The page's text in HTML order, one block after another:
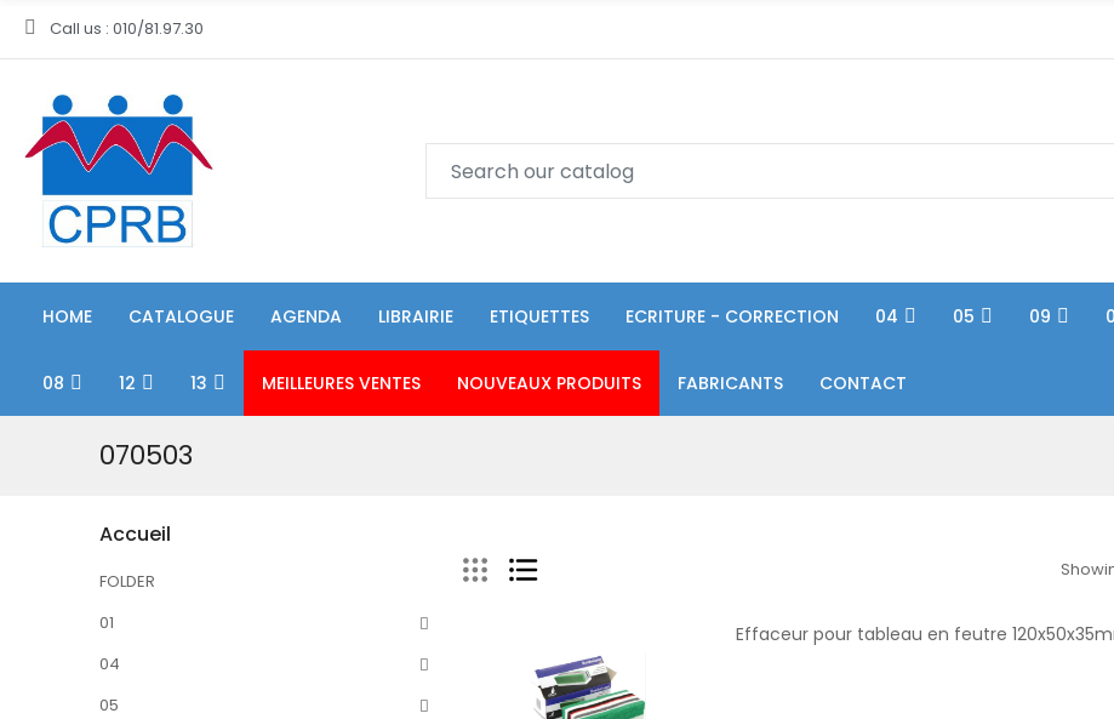
Call us : 010/81.97.30
HOME CATALOGUE AGENDA LIBRAIRIE ETIQUETTES ECRITURE - CORRECTION 04 05 09
08 12 13 MEILLEURES VENTES NOUVEAUX PRODUITS FABRICANTS CONTACT
070503
Accueil
FOLDER
01
04
05
Effaceur pour tableau en feutre